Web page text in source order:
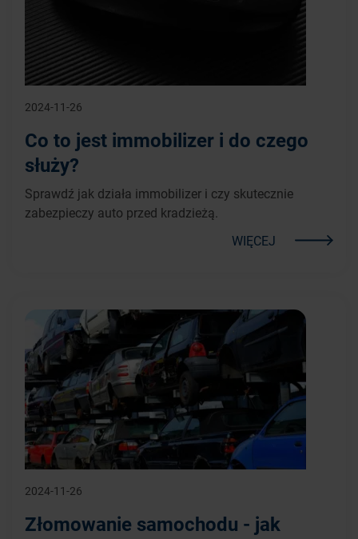
2024-11-26
Co to jest immobilizer i do czego
służy?
Sprawdź jak działa immobilizer i czy skutecznie
zabezpieczy auto przed kradzieżą.
WIĘCEJ
2024-11-26
Złomowanie samochodu - jak